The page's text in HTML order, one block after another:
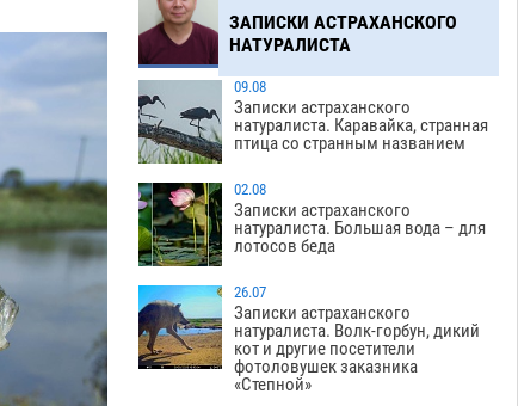
ЗАПИСКИ АСТРАХАНСКОГО
НАТУРАЛИСТА
09.08
Записки астраханского
натуралиста. Каравайка, странная
птица со странным названием
02.08
Записки астраханского
натуралиста. Большая вода – для
лотосов беда
26.07
Записки астраханского
натуралиста. Волк-горбун, дикий
кот и другие посетители
фотоловушек заказника
«Степной»